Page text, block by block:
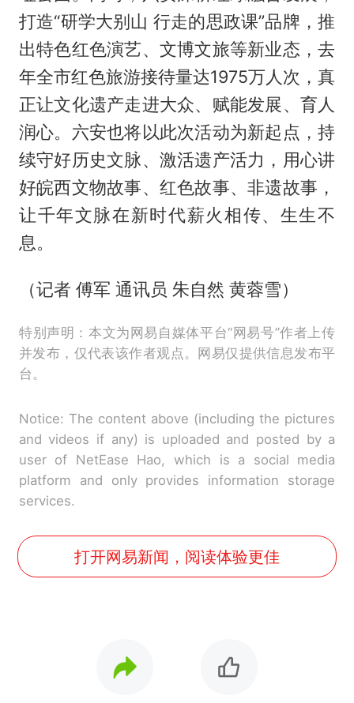
打造“研学大别山 行走的思政课”品牌，推
出特色红色演艺、文博文旅等新业态，去
年全市红色旅游接待量达1975万人次，真
正让文化遗产走进大众、赋能发展、育人
润心。六安也将以此次活动为新起点，持
续守好历史文脉、激活遗产活力，用心讲
好皖西文物故事、红色故事、非遗故事，
让千年文脉在新时代薪火相传、生生不
息。
（记者 傅军 通讯员 朱自然 黄蓉雪）
特别声明：本文为网易自媒体平台“网易号”作者上传
并发布，仅代表该作者观点。网易仅提供信息发布平
台。
Notice: The content above (including the pictures
and videos if any) is uploaded and posted by a
user of NetEase Hao, which is a social media
platform and only provides information storage
services.
打开网易新闻，阅读体验更佳